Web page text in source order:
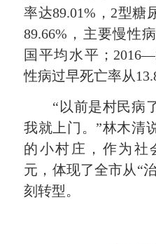
率达89.01%，2型糖
89.66%，主要慢性
国平均水平；
性病过早死亡率从
“以前是村民病了
我就上门。”林木清
的小村庄，作为社
元，体现了全市从“
刻转型。